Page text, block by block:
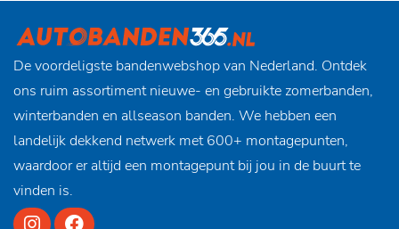
De voordeligste bandenwebshop van Nederland. Ontdek
ons ruim assortiment nieuwe- en gebruikte zomerbanden,
winterbanden en allseason banden. We hebben een
landelijk dekkend netwerk met 600+ montagepunten,
waardoor er altijd een montagepunt bij jou in de buurt te
vinden is.